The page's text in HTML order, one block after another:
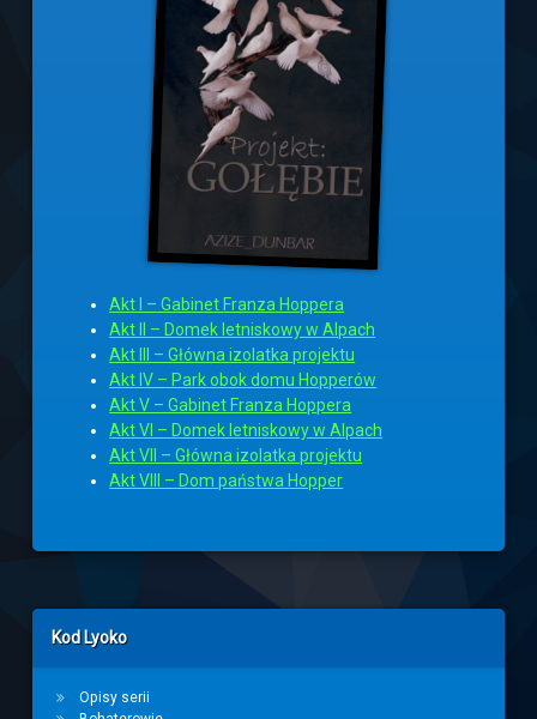
Akt I – Gabinet Franza Hoppera
Akt II – Domek letniskowy w Alpach
Akt III – Główna izolatka projektu
Akt IV – Park obok domu Hopperów
Akt V – Gabinet Franza Hoppera
Akt VI – Domek letniskowy w Alpach
Akt VII – Główna izolatka projektu
Akt VIII – Dom państwa Hopper
Left Sidebar
Kod Lyoko
Opisy serii